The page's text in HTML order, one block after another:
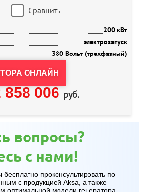
Сравнить
200 кВт
электрозапуск
380 Вольт (трехфазный)
858 006 руб.
вопросы?
с нами!
бесплатно проконсультировать по
с продукцией Aksa, а также
оптимальной модели генератора
ОНЛАЙН